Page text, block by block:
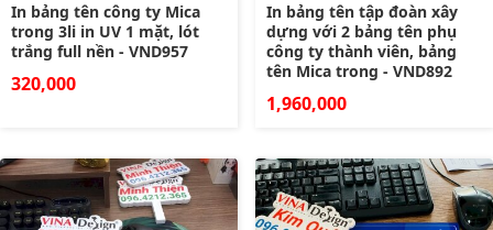
In bảng tên công ty Mica
trong 3li in UV 1 mặt, lót
trắng full nền - VND957
320,000
In bảng tên tập đoàn xây
dựng với 2 bảng tên phụ
công ty thành viên, bảng
tên Mica trong - VND892
1,960,000